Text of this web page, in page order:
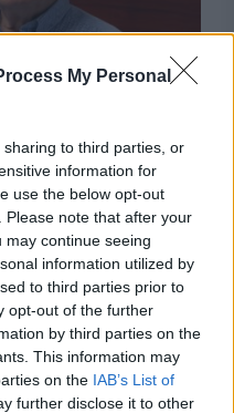
My Personal
to third parties, or
information for
use the below opt-out
note that after your
continue seeing
information utilized by
to third parties prior to
opt-out of the further
by third parties on the
This information may
on the IAB’s List of
further disclose it to other
lui Viktor Orbán.
al Ungariei